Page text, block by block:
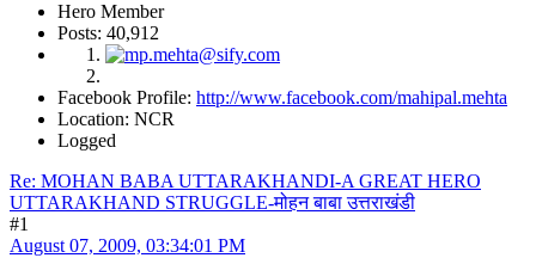
Hero Member
Posts: 40,912
Facebook Profile: http://www.facebook.com/mahipal.mehta
Location: NCR
Logged
Re: MOHAN BABA UTTARAKHANDI-A GREAT HERO
UTTARAKHAND STRUGGLE-मोहन बाबा उत्तराखंडी
#1
August 07, 2009, 03:34:01 PM